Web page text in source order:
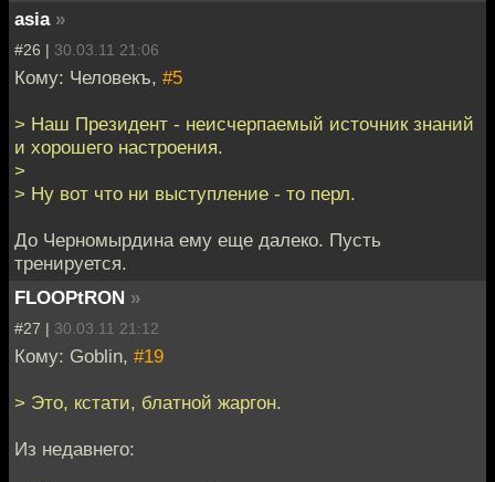
asia »
#26 | 30.03.11 21:06
Кому: Человекъ, #5
> Наш Президент - неисчерпаемый источник знаний
и хорошего настроения.
>
> Ну вот что ни выступление - то перл.
До Черномырдина ему еще далеко. Пусть
тренируется.
FLOOPtRON »
#27 | 30.03.11 21:12
Кому: Goblin, #19
> Это, кстати, блатной жаргон.
Из недавнего: